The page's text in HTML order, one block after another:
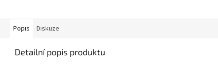
Popis Diskuze
Detailní popis produktu